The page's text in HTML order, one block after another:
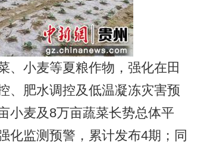
小麦等夏粮作物，强化在田
、肥水调控及低温凝冻灾害预
小麦及8万亩蔬菜长势总体平
化监测预警，累计发布4期；同